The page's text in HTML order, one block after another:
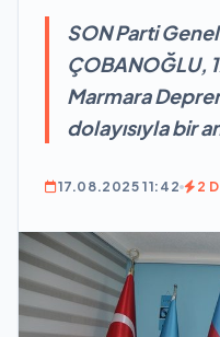
SON Parti
ÇOBANOĞLU,
Marmara
dolayısıyla bir
17.08.2025 11:42 2